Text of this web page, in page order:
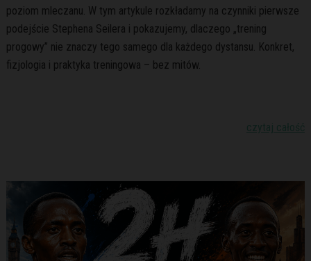
poziom mleczanu. W tym artykule rozkładamy na czynniki pierwsze
podejście Stephena Seilera i pokazujemy, dlaczego „trening
progowy” nie znaczy tego samego dla każdego dystansu. Konkret,
fizjologia i praktyka treningowa – bez mitów.
czytaj całość